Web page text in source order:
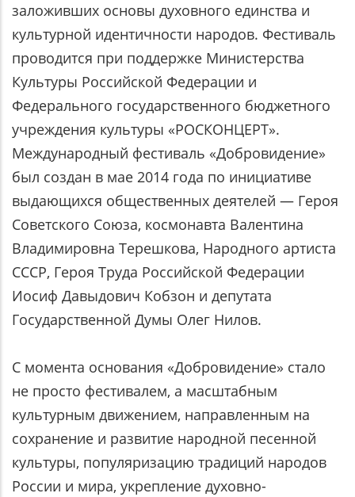
заложивших основы духовного единства и
культурной идентичности народов. Фестиваль
проводится при поддержке Министерства
Культуры Российской Федерации и
Федерального государственного бюджетного
учреждения культуры «РОСКОНЦЕРТ».
Международный фестиваль «Добровидение»
был создан в мае 2014 года по инициативе
выдающихся общественных деятелей — Героя
Советского Союза, космонавта Валентина
Владимировна Терешкова, Народного артиста
СССР, Героя Труда Российской Федерации
Иосиф Давыдович Кобзон и депутата
Государственной Думы Олег Нилов.
С момента основания «Добровидение» стало
не просто фестивалем, а масштабным
культурным движением, направленным на
сохранение и развитие народной песенной
культуры, популяризацию традиций народов
России и мира, укрепление духовно-